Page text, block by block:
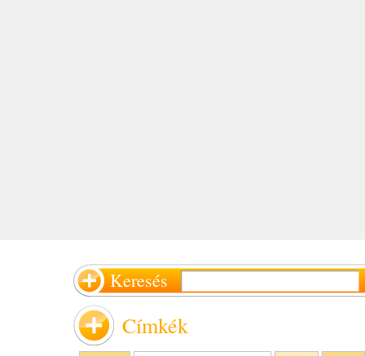
Keresés
Címkék